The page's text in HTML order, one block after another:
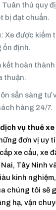
Tuân thủ quy
bị đạt chuẩn.
: Xe được kiểm
ổn định.
kết hoàn
thuận.
sẵn sàng tư
hàng 24/7.
dịch vụ thuê xe
đơn vị uy
xe cẩu, xe
Tây Ninh
kinh
chúng tôi sẽ
hạ, vận